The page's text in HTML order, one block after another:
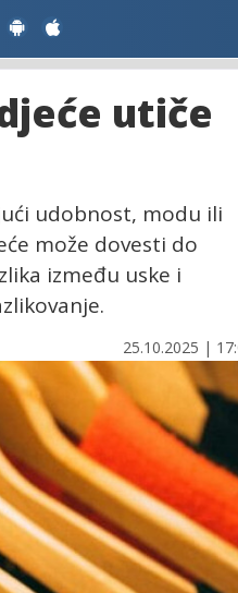
utiče
udobnost, modu ili
može dovesti do
između uske i
25.10.2025 |